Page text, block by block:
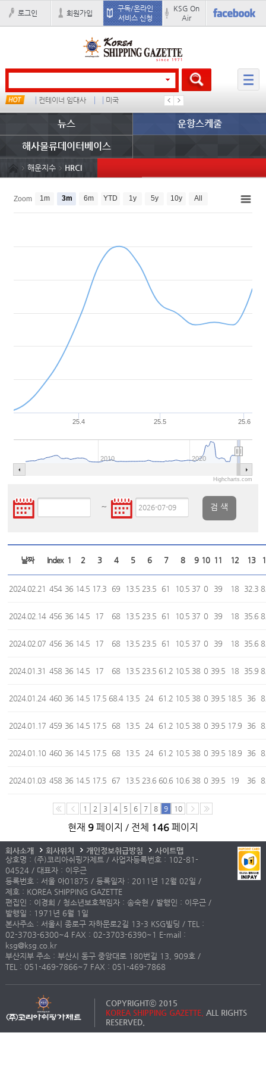
로그인 회원가입
구독/온라인
서비스 신청
KSG On
Air
컨테이너 임대사 미국 더블
뉴스 운항스케줄
해사물류데이터베이스
해운지수 HRCI
Zoom 1m 3m 6m YTD 1y 5y 10y All
25.4 25.5 25.6
2010 2020
Highcharts.com
~ 검 색
날짜 Index 1 2 3 4 5 6 7 8 9 10 11 12 13
2024.02.21 454 36 14.5 17.3 69 13.5 23.5 61 10.5 37 0 39 18 32.3
2024.02.14 456 36 14.5 17 68 13.5 23.5 61 10.5 37 0 39 18 35.6
2024.02.07 456 36 14.5 17 68 13.5 23.5 61 10.5 37 0 39 18 35.6
2024.01.31 458 36 14.5 17 68 13.5 23.5 61.2 10.5 38 0 39.5 18 35.9
2024.01.24 460 36 14.5 17.5 68.4 13.5 24 61.2 10.5 38 0 39.5 18.5 36
2024.01.17 459 36 14.5 17.5 68 13.5 24 61.2 10.5 38 0 39.5 17.9 36
2024.01.10 460 36 14.5 17.5 68 13.5 24 61.2 10.5 38 0 39.5 18.9 36
2024.01.03 458 36 14.5 17.5 67 13.5 23.6 60.6 10.6 38 0 39.5 19 36
1 2 3 4 5 6 7 8 9 10
현재 9페이지 / 전체 146페이지
회사소개 회사위치 개인정보취급방침
사이트맵
상호명 : (주)코리아쉬핑가제트 / 사업자등록번호 : 102-81-
04524 / 대표자 : 이우근
등록번호 : 서울 아01875 / 등록일자 : 2011년 12월 02일 /
제호 : KOREA SHIPPING GAZETTE
편집인 : 이경희 / 청소년보호책임자 : 송숙현 / 발행인 : 이우근 /
발행일 : 1971년 6월 1일
본사주소 : 서울시 종로구 자하문로2길 13-3 KSG빌딩 / TEL :
02-3703-6300~4 FAX : 02-3703-6390~1 E-mail :
ksg@ksg.co.kr
부산지부 주소 : 부산시 동구 중앙대로 180번길 13, 909호 /
TEL : 051-469-7866~7 FAX : 051-469-7868
COPYRIGHTⓒ 2015
KOREA SHIPPING GAZETTE. ALL RIGHTS
RESERVED.